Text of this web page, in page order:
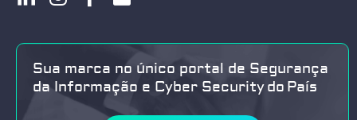
Sua marca no único portal de Segurança
da Informação e Cyber Security do País